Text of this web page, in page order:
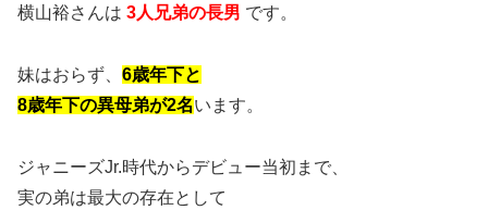
横山裕さんは 3人兄弟の長男 です。
妹はおらず、 6歳年下と
8歳年下の異母弟が2名います。
ジャニーズJr.時代からデビュー当初まで、
実の弟は最大の存在として